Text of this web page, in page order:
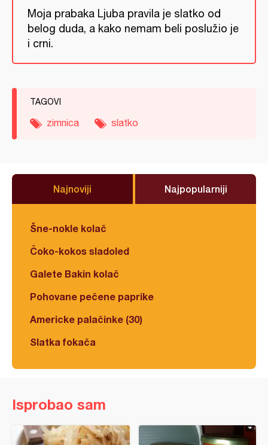
Moja prabaka Ljuba pravila je slatko od
belog duda, a kako nemam beli poslužio je
i crni.
TAGOVI
zimnica slatko
Najnoviji Najpopularniji
Šne-nokle kolač
Čoko-kokos sladoled
Galete Bakin kolač
Pohovane pečene paprike
Americke palačinke (30)
Slatka fokača
Isprobao sam